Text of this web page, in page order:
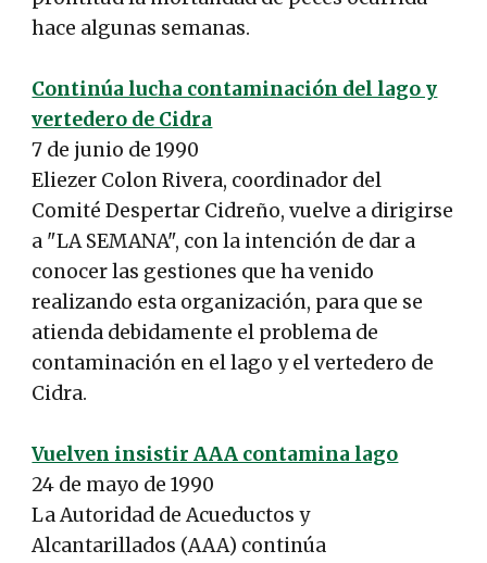
hace algunas semanas.
Continúa lucha contaminación del lago y
vertedero de Cidra
7 de junio de 1990
Eliezer Colon Rivera, coordinador del
Comité Despertar Cidreño, vuelve a dirigirse
a "LA SEMANA", con la intención de dar a
conocer las gestiones que ha venido
realizando esta organización, para que se
atienda debidamente el problema de
contaminación en el lago y el vertedero de
Cidra.
Vuelven insistir AAA contamina lago
24 de mayo de 1990
La Autoridad de Acueductos y
Alcantarillados (AAA) continúa